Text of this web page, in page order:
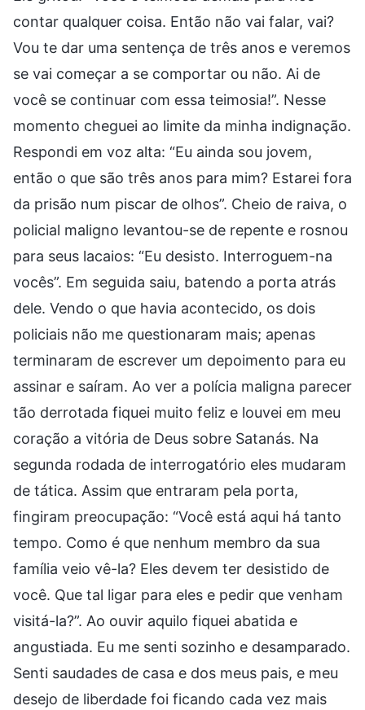
contar qualquer coisa. Então não vai falar, vai?
Vou te dar uma sentença de três anos e veremos
se vai começar a se comportar ou não. Ai de
você se continuar com essa teimosia!”. Nesse
momento cheguei ao limite da minha indignação.
Respondi em voz alta: “Eu ainda sou jovem,
então o que são três anos para mim? Estarei fora
da prisão num piscar de olhos”. Cheio de raiva, o
policial maligno levantou-se de repente e rosnou
para seus lacaios: “Eu desisto. Interroguem-na
vocês”. Em seguida saiu, batendo a porta atrás
dele. Vendo o que havia acontecido, os dois
policiais não me questionaram mais; apenas
terminaram de escrever um depoimento para eu
assinar e saíram. Ao ver a polícia maligna parecer
tão derrotada fiquei muito feliz e louvei em meu
coração a vitória de Deus sobre Satanás. Na
segunda rodada de interrogatório eles mudaram
de tática. Assim que entraram pela porta,
fingiram preocupação: “Você está aqui há tanto
tempo. Como é que nenhum membro da sua
família veio vê-la? Eles devem ter desistido de
você. Que tal ligar para eles e pedir que venham
visitá-la?”. Ao ouvir aquilo fiquei abatida e
angustiada. Eu me senti sozinho e desamparado.
Senti saudades de casa e dos meus pais, e meu
desejo de liberdade foi ficando cada vez mais